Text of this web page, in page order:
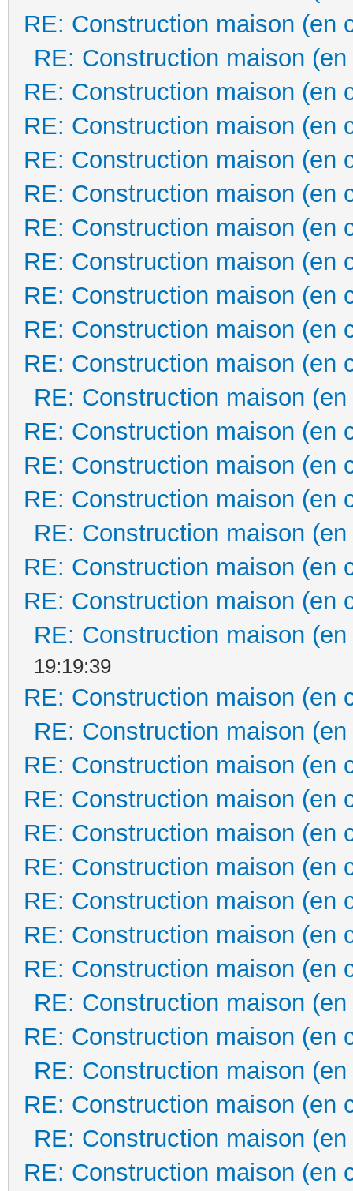
RE: Construction maison (en
RE: Construction maison
RE: Construction maison (en
RE: Construction maison (en
RE: Construction maison (en
RE: Construction maison (en
RE: Construction maison (en
RE: Construction maison (en
RE: Construction maison (en
RE: Construction maison (en
RE: Construction maison (en
RE: Construction maison
RE: Construction maison (en
RE: Construction maison (en
RE: Construction maison (en
RE: Construction maison
RE: Construction maison (en
RE: Construction maison (en
RE: Construction maison
19:19:39
RE: Construction maison (en
RE: Construction maison
RE: Construction maison (en
RE: Construction maison (en
RE: Construction maison (en
RE: Construction maison (en
RE: Construction maison (en
RE: Construction maison (en
RE: Construction maison (en
RE: Construction maison
RE: Construction maison (en
RE: Construction maison
RE: Construction maison (en
RE: Construction maison
RE: Construction maison (en